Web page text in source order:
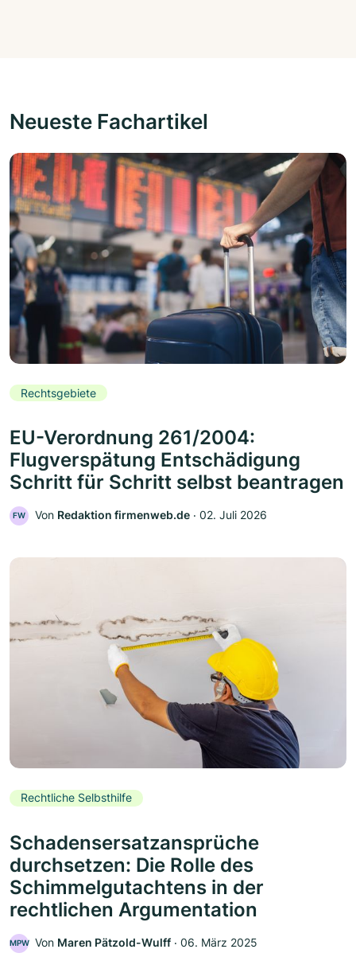
Neueste Fachartikel
Rechtsgebiete
EU-Verordnung 261/2004:
Flugverspätung Entschädigung
Schritt für Schritt selbst beantragen
FW Von Redaktion firmenweb.de ‧ 02. Juli 2026
Rechtliche Selbsthilfe
Schadensersatzansprüche
durchsetzen: Die Rolle des
Schimmelgutachtens in der
rechtlichen Argumentation
MPW Von Maren Pätzold-Wulff ‧ 06. März 2025